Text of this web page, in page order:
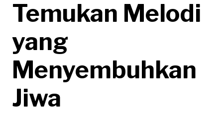
Temukan Melodi
yang
Menyembuhkan
Jiwa